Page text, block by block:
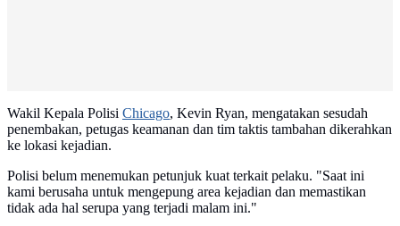
Wakil Kepala Polisi Chicago, Kevin Ryan, mengatakan sesudah
penembakan, petugas keamanan dan tim taktis tambahan dikerahkan
ke lokasi kejadian.
Polisi belum menemukan petunjuk kuat terkait pelaku. "Saat ini
kami berusaha untuk mengepung area kejadian dan memastikan
tidak ada hal serupa yang terjadi malam ini."